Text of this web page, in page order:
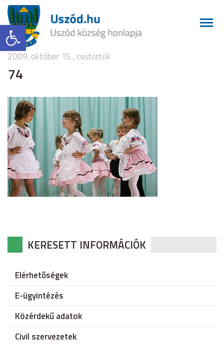
Eszköztár megnyitása
2009. október 15., csütörtök
74
KERESETT INFORMÁCIÓK
Elérhetőségek
E-ügyintézés
Közérdekű adatok
Civil szervezetek